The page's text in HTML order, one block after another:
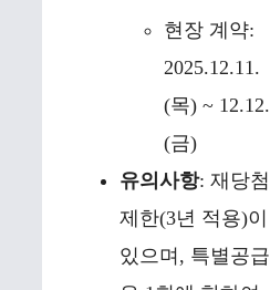
현장 계약:
2025.12.11.
(목) ~ 12.12.
(금)
유의사항: 재당첨
제한(3년 적용)이
있으며, 특별공급